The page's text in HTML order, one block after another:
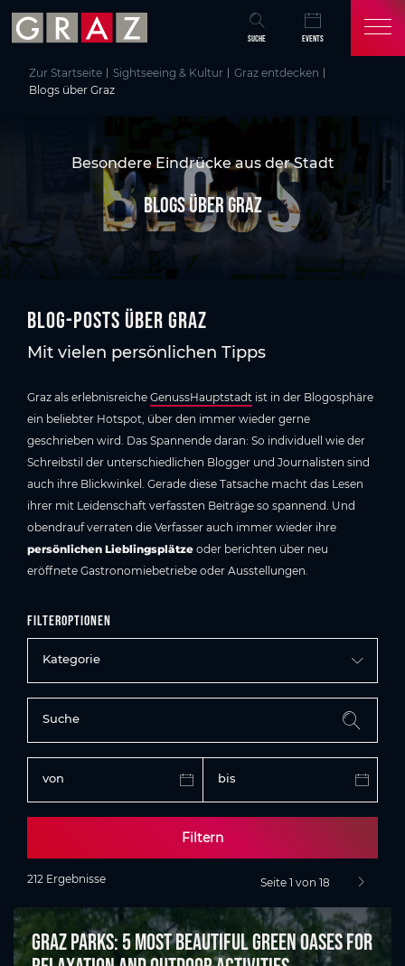
Zum Hauptinhalt springen
Zum Inhaltsverzeichnis springen
Zur Hauptnavigation springen
SUCHE EVENTS
Zur Startseite Sightseeing & Kultur
Graz entdecken
Blogs über Graz
BLOGS
Besondere Eindrücke aus der Stadt
Blogs über Graz
Blog-Posts über Graz
Mit vielen persönlichen Tipps
Graz als erlebnisreiche GenussHauptstadt ist in der Blogosphäre
ein beliebter Hotspot, über den immer wieder gerne
geschrieben wird. Das Spannende daran: So individuell wie der
Schreibstil der unterschiedlichen Blogger und Journalisten sind
auch ihre Blickwinkel. Gerade diese Tatsache macht das Lesen
ihrer mit Leidenschaft verfassten Beiträge so spannend. Und
obendrauf verraten die Verfasser auch immer wieder ihre
persönlichen Lieblingsplätze oder berichten über neu
eröffnete Gastronomiebetriebe oder Ausstellungen.
Filteroptionen
Kategorie
Suche
von bis
Filtern
212 Ergebnisse Seite 1 von 18 nächste
Graz parks: 5 most beautiful green oases for